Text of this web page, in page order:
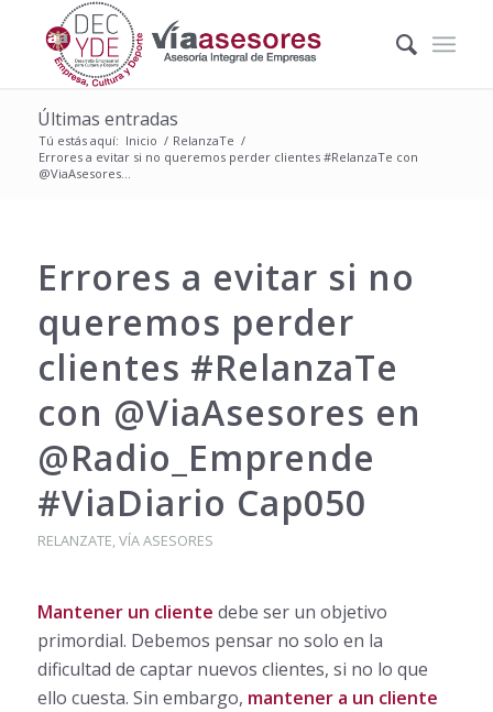
Últimas entradas
Tú estás aquí: Inicio / RelanzaTe /
Errores a evitar si no queremos perder clientes #RelanzaTe con
@ViaAsesores...
Errores a evitar si no
queremos perder
clientes #RelanzaTe
con @ViaAsesores en
@Radio_Emprende
#ViaDiario Cap050
RELANZATE,VÍA ASESORES
Mantener un cliente debe ser un objetivo
primordial. Debemos pensar no solo en la
dificultad de captar nuevos clientes, si no lo que
ello cuesta. Sin embargo, mantener a un cliente